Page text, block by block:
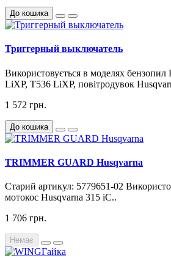
До кошика
Триггерный выключатель
Використовується в моделях
LiXP, T536 LiXP, повітродувок
1 572 грн.
До кошика
TRIMMER GUARD Husqvarna
Старий артикул: 5779651-02
мотокос Husqvarna 315 iC..
1 706 грн.
Немає